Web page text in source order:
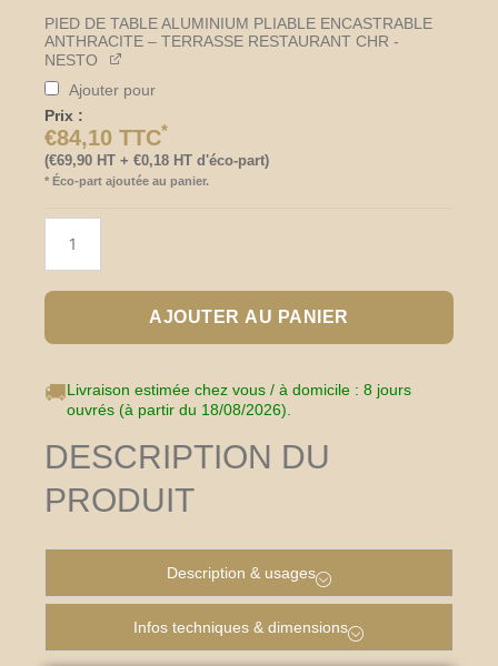
PIED DE TABLE ALUMINIUM PLIABLE ENCASTRABLE
ANTHRACITE – TERRASSE RESTAURANT CHR -
NESTO
Ajouter pour
Prix :
€84,10 TTC*
(€69,90 HT + €0,18 HT d'éco-part)
* Éco-part ajoutée au panier.
AJOUTER AU PANIER
🚚Livraison estimée chez vous / à domicile : 8 jours
ouvrés (à partir du 18/08/2026).
DESCRIPTION DU
PRODUIT
Description & usages
Infos techniques & dimensions